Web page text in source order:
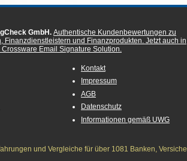
GmbH. Authentische Kundenbewertungen zu
Finanzdienstleistern und Finanzprodukten. Jetzt auch in
Email Signature Solution.
Kontakt
Impressum
AGB
Datenschutz
Informationen gemäß UWG
und Vergleiche für über 1081 Banken,